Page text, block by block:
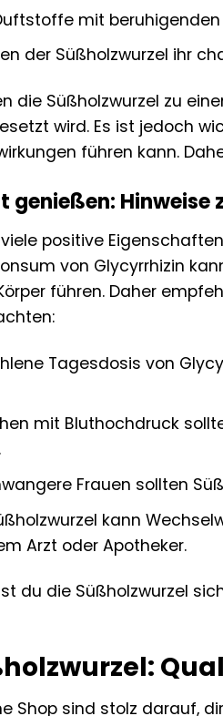
mit
der Süßholzwurzel ihr
die Süßholzwurzel zu
wird. Es ist jedoch
führen kann.
genießen: Hinweise
positive
von Glycyrrhizin
führen. Daher
Tagesdosis von
mit Bluthochdruck
Frauen sollten
kann
Arzt oder Apotheker.
du die Süßholzwurzel
Shop sind stolz darauf,